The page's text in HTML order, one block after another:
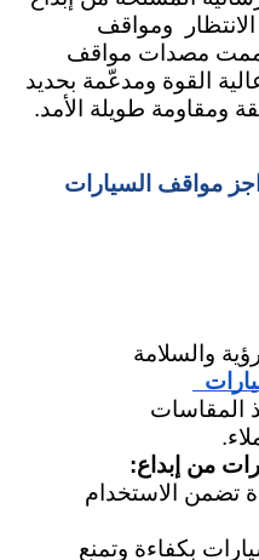
ومقاومة طويلة الأمد.
والسلامة
من إبداع: